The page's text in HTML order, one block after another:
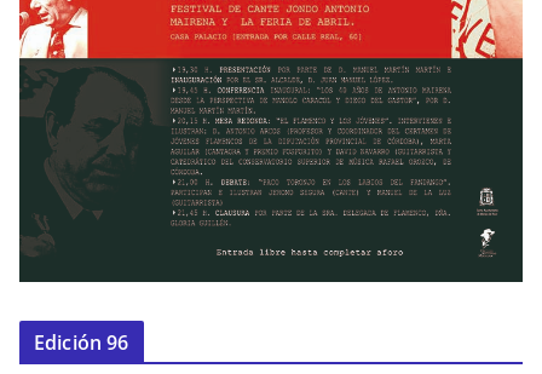
Edición 96